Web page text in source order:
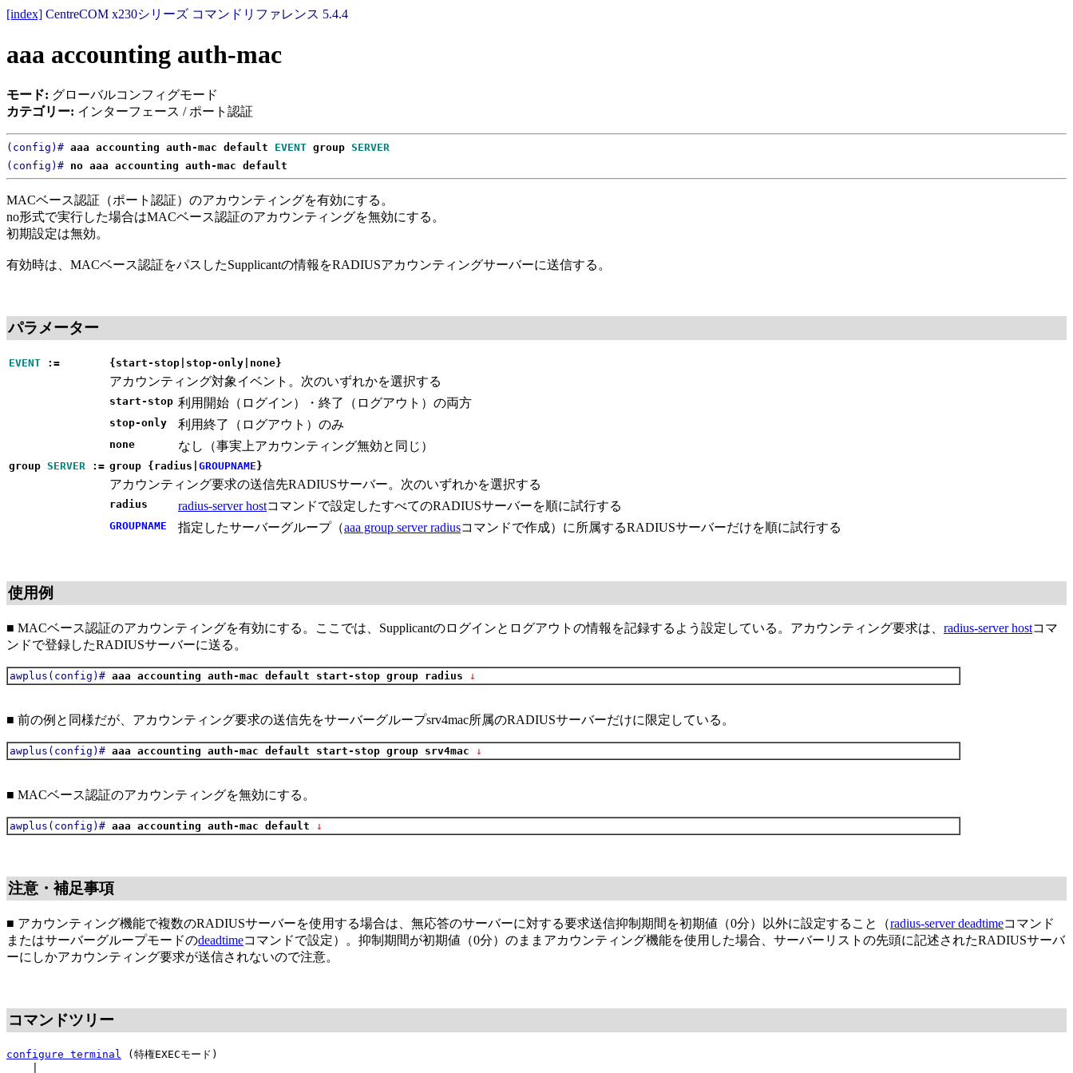
[index] CentreCOM x230シリーズ コマンドリファレンス 5.4.4
aaa accounting auth-mac
モード: グローバルコンフィグモード
カテゴリー: インターフェース / ポート認証
(config)# aaa accounting auth-mac default EVENT group SERVER
(config)# no aaa accounting auth-mac default
MACベース認証（ポート認証）のアカウンティングを有効にする。
no形式で実行した場合はMACベース認証のアカウンティングを無効にする。
初期設定は無効。
有効時は、MACベース認証をパスしたSupplicantの情報をRADIUSアカウンティングサーバーに送信する。
パラメーター
EVENT := {start-stop|stop-only|none}
アカウンティング対象イベント。次のいずれかを選択する
start-stop 利用開始（ログイン）・終了（ログアウト）の両方
stop-only 利用終了（ログアウト）のみ
none なし（事実上アカウンティング無効と同じ）
group SERVER := group {radius| GROUPNAME }
アカウンティング要求の送信先RADIUSサーバー。次のいずれかを選択する
radius radius-server hostコマンドで設定したすべてのRADIUSサーバーを順に試行する
GROUPNAME 指定したサーバーグループ（aaa group server radiusコマンドで作成）に所属するRADIUSサーバーだけを順に試行する
使用例
■ MACベース認証のアカウンティングを有効にする。ここでは、Supplicantのログインとログアウトの情報を記録するよう設定している。アカウンティング要求は、 radius-server hostコマ
ンドで登録したRADIUSサーバーに送る。
awplus(config)# aaa accounting auth-mac default start-stop group radius ↓
■ 前の例と同様だが、アカウンティング要求の送信先をサーバーグループsrv4mac所属のRADIUSサーバーだけに限定している。
awplus(config)# aaa accounting auth-mac default start-stop group srv4mac ↓
■ MACベース認証のアカウンティングを無効にする。
awplus(config)# aaa accounting auth-mac default ↓
注意・補足事項
■ アカウンティング機能で複数のRADIUSサーバーを使用する場合は、無応答のサーバーに対する要求送信抑制期間を初期値（0分）以外に設定すること（radius-server deadtimeコマンド
またはサーバーグループモードのdeadtimeコマンドで設定）。抑制期間が初期値（0分）のままアカウンティング機能を使用した場合、サーバーリストの先頭に記述されたRADIUSサーバ
ーにしかアカウンティング要求が送信されないので注意。
コマンドツリー
configure terminal
(特権EXECモード)